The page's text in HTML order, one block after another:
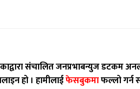
संचालित जनप्रभाबन्युज डटकम
हो ।हामीलाईफेसबुकमाफल्लो गर्न